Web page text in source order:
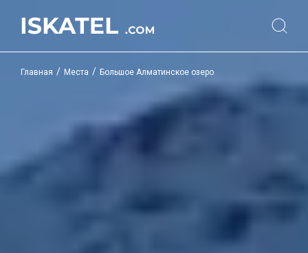
Главная / Места / Большое Алматинское озеро